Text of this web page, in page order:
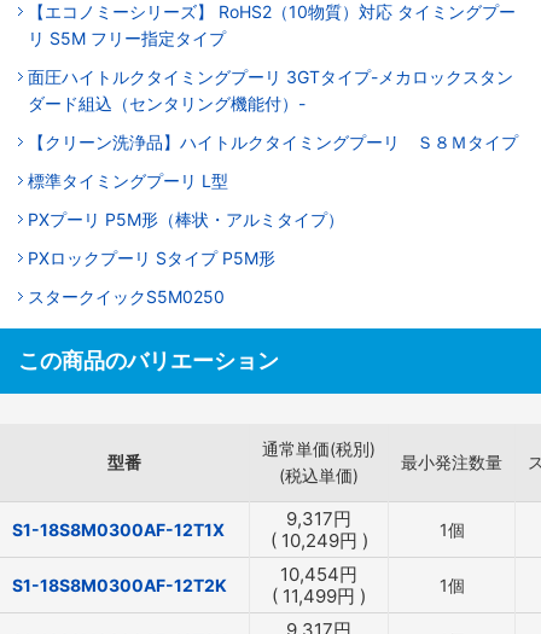
【エコノミーシリーズ】 RoHS2（10物質）対応 タイミングプー
リ S5M フリー指定タイプ
面圧ハイトルクタイミングプーリ 3GTタイプ-メカロックスタン
ダード組込（センタリング機能付）-
【クリーン洗浄品】ハイトルクタイミングプーリ Ｓ８Ｍタイプ
標準タイミングプーリ L型
PXプーリ P5M形（棒状・アルミタイプ）
PXロックプーリ Sタイプ P5M形
スタークイックS5M0250
この商品のバリエーション
型番
通常単価(税別)
(税込単価)
最小発注数量
S1-18S8M0300AF-12T1X 9,317円
( 10,249円 ) 1個
S1-18S8M0300AF-12T2K 10,454円
( 11,499円 ) 1個